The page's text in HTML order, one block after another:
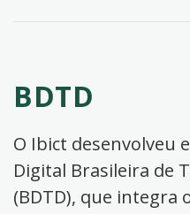
BDTD
O Ibict desenvolveu
Digital Brasileira de
(BDTD), que integra